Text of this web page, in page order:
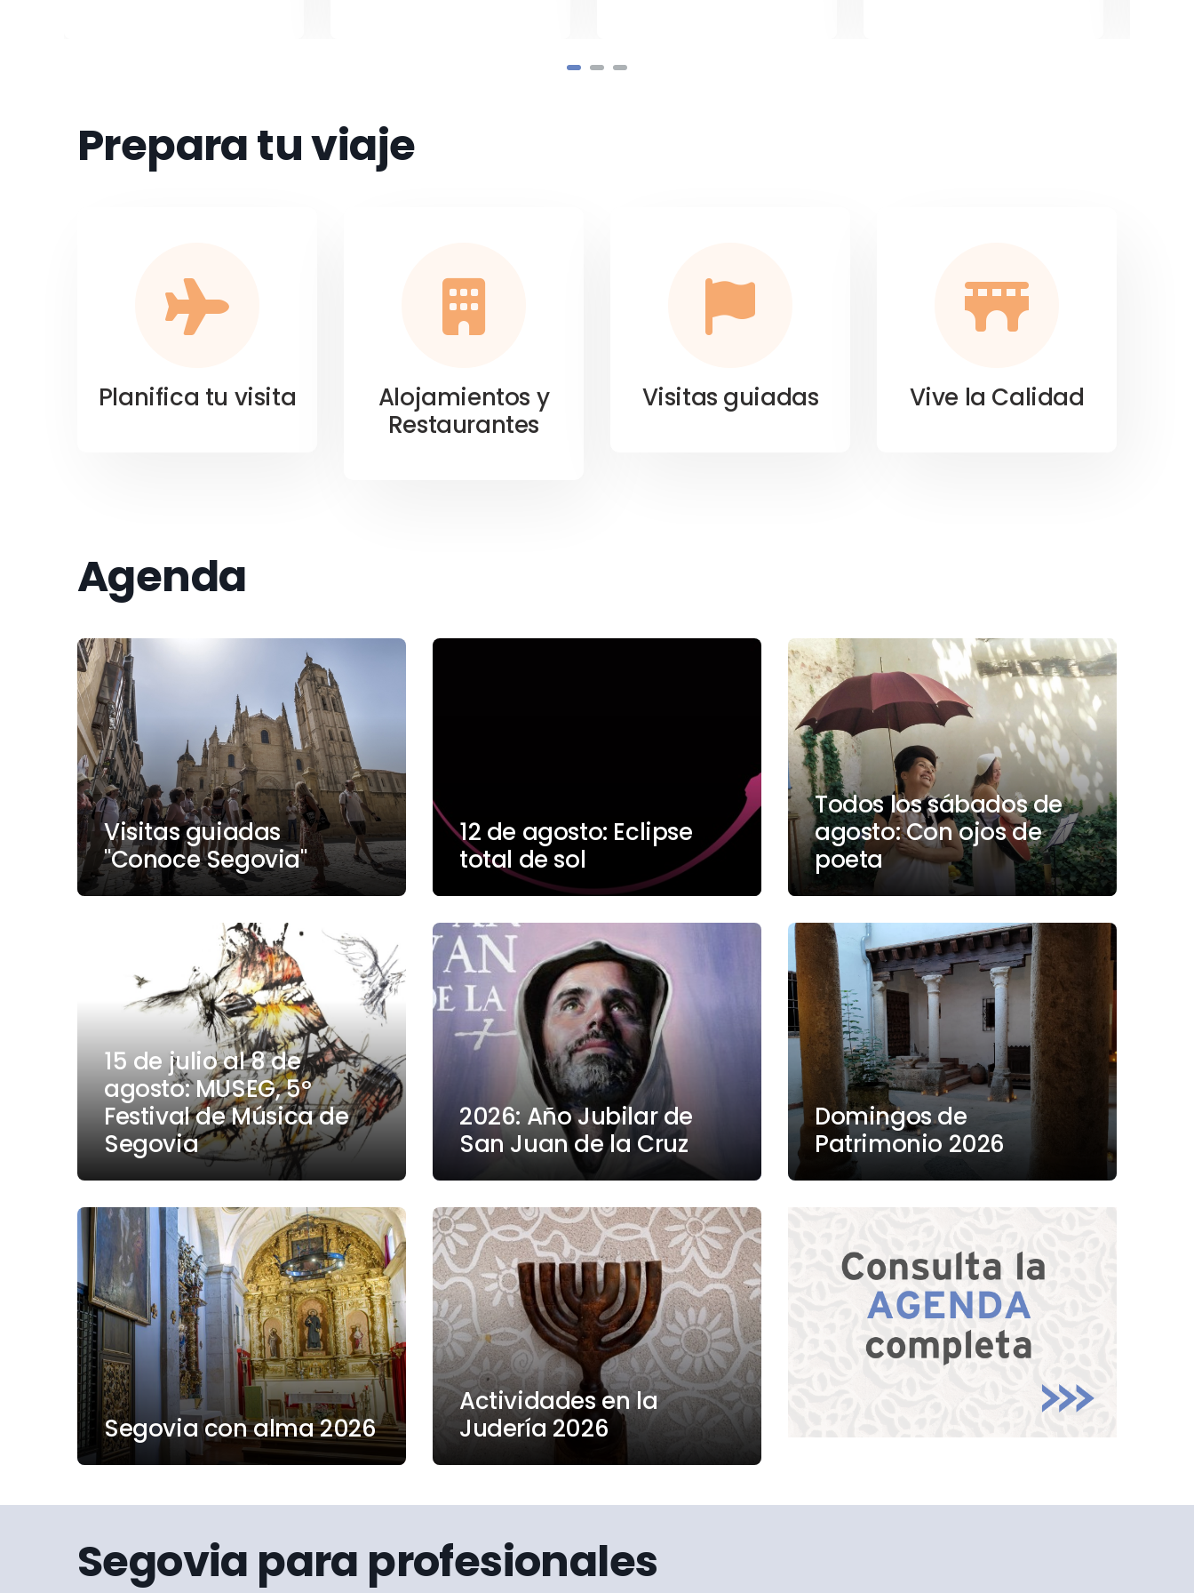
Prepara tu viaje
Planifica tu visita
Alojamientos y
Restaurantes
Visitas guiadas Vive la Calidad
Agenda
Visitas guiadas
"Conoce Segovia"
12 de agosto: Eclipse
total de sol
Todos los sábados de
agosto: Con ojos de
poeta
15 de julio al 8 de
agosto: MUSEG, 5º
Festival de Música de
Segovia
2026: Año Jubilar de
San Juan de la Cruz
Domingos de
Patrimonio 2026
Segovia con alma 2026
Actividades en la
Judería 2026
Segovia para profesionales